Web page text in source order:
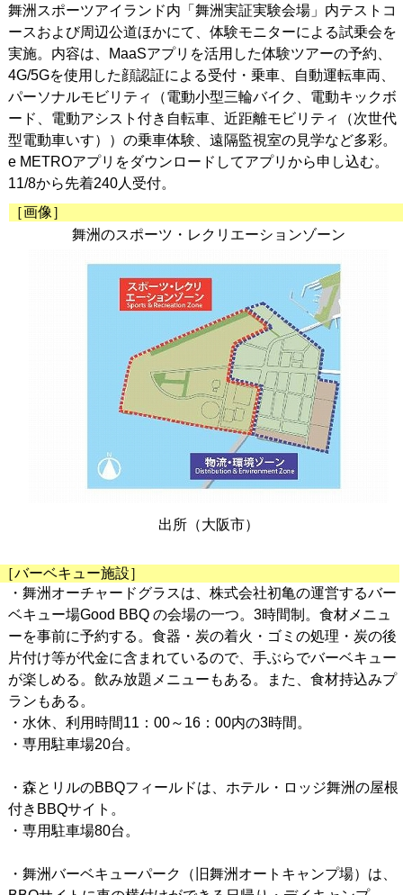
舞洲スポーツアイランド内「舞洲実証実験会場」内テストコ
ースおよび周辺公道ほかにて、体験モニターによる試乗会を
実施。内容は、MaaSアプリを活用した体験ツアーの予約、
4G/5Gを使用した顔認証による受付・乗車、自動運転車両、
パーソナルモビリティ（電動小型三輪バイク、電動キックボ
ード、電動アシスト付き自転車、近距離モビリティ（次世代
型電動車いす））の乗車体験、遠隔監視室の見学など多彩。
e METROアプリをダウンロードしてアプリから申し込む。
11/8から先着240人受付。
［画像］
舞洲のスポーツ・レクリエーションゾーン
出所（大阪市）
［バーベキュー施設］
・舞洲オーチャードグラスは、株式会社初亀の運営するバー
ベキュー場Good BBQ の会場の一つ。3時間制。食材メニュ
ーを事前に予約する。食器・炭の着火・ゴミの処理・炭の後
片付け等が代金に含まれているので、手ぶらでバーベキュー
が楽しめる。飲み放題メニューもある。また、食材持込みプ
ランもある。
・水休、利用時間11：00～16：00内の3時間。
・専用駐車場20台。
・森とリルのBBQフィールドは、ホテル・ロッジ舞洲の屋根
付きBBQサイト。
・専用駐車場80台。
・舞洲バーベキューパーク（旧舞洲オートキャンプ場）は、